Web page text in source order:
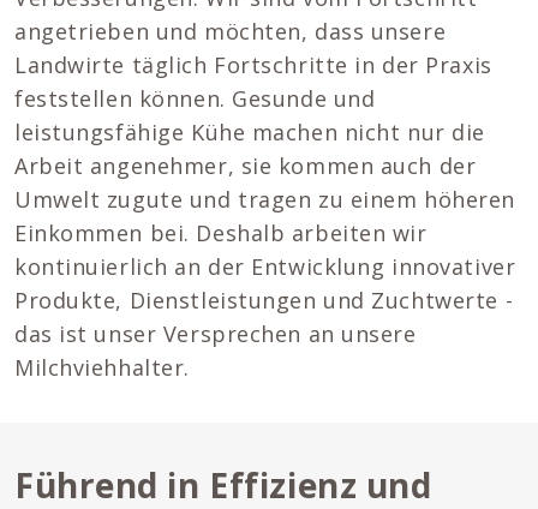
angetrieben und möchten, dass unsere
Landwirte täglich Fortschritte in der Praxis
feststellen können. Gesunde und
leistungsfähige Kühe machen nicht nur die
Arbeit angenehmer, sie kommen auch der
Umwelt zugute und tragen zu einem höheren
Einkommen bei. Deshalb arbeiten wir
kontinuierlich an der Entwicklung innovativer
Produkte, Dienstleistungen und Zuchtwerte -
das ist unser Versprechen an unsere
Milchviehhalter.
Führend in Effizienz und